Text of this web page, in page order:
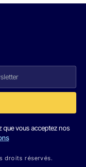
que vous acceptez nos
droits réservés.